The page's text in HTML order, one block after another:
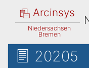
Arcinsys
Niedersachsen
Bremen
20205